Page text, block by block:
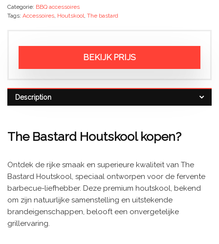
Categorie: BBQ accessoires
Tags: Accessoires, Houtskool, The bastard
BEKIJK PRIJS
Description
The Bastard Houtskool kopen?
Ontdek de rijke smaak en superieure kwaliteit van The
Bastard Houtskool, speciaal ontworpen voor de fervente
barbecue-liefhebber. Deze premium houtskool, bekend
om zijn natuurlijke samenstelling en uitstekende
brandeigenschappen, belooft een onvergetelijke
grillervaring.